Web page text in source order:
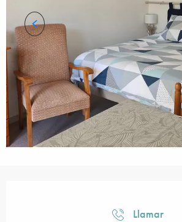
Llamar